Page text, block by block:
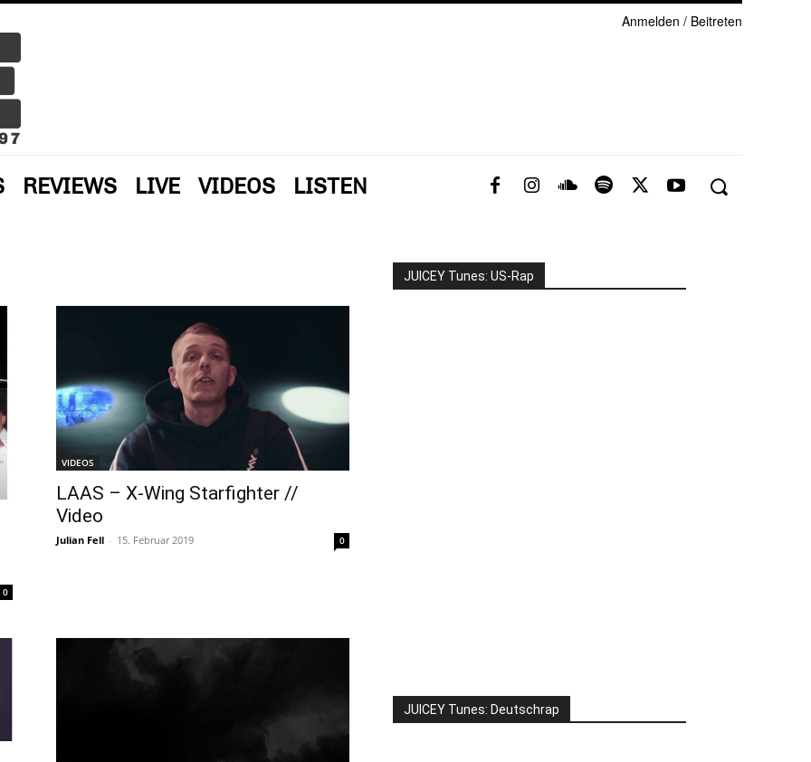
Anmelden / Beitreten
REVIEWS LIVE VIDEOS LISTEN
0
VIDEOS
LAAS – X-Wing Starfighter //
Video
Julian Fell - 15. Februar 2019 0
JUICEY Tunes: US-Rap
JUICEY Tunes: Deutschrap